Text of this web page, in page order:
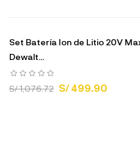
Set Batería Ion de Litio 20V
Dewalt...
S/ 1,076.72 S/ 499.90